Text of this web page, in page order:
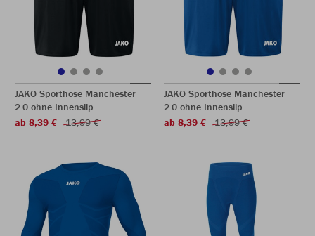
JAKO Sporthose Manchester
2.0 ohne Innenslip
ab 8,39 €
13,99 €
JAKO Sporthose Manchester
2.0 ohne Innenslip
ab 8,39 €
13,99 €